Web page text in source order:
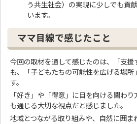
う共生社会）の実現に少しでも貢
います。
ママ目線で感じたこと
今回の取材を通して感じたのは、「支援
も、「子どもたちの可能性を広げる場所
す。
「好き」や「得意」に目を向ける関わ
も通じる大切な視点だと感じました。
地域とつながる取り組みや、自然に囲ま